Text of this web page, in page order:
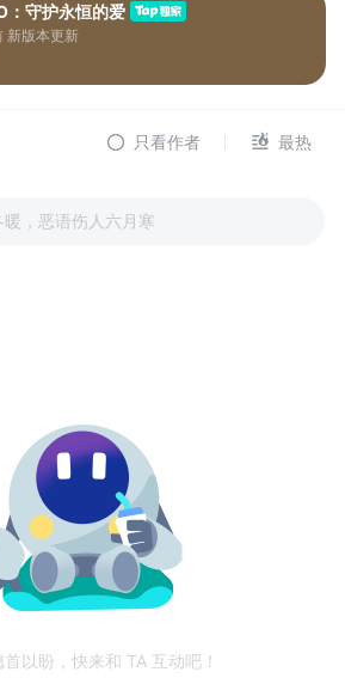
：守护永恒的爱
新版本更新
只看作者 最热
暖，恶语伤人六月寒
首以盼，快来和 TA 互动吧！